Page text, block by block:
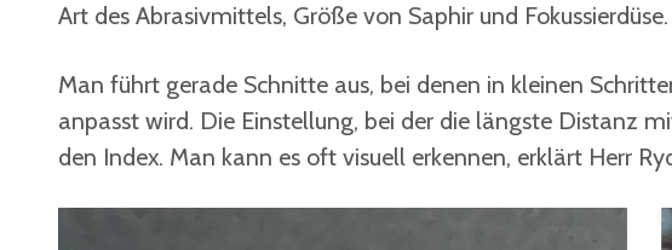
Art des Abrasivmittels, Größe von Saphir und Fokussierdüse.
Man führt gerade Schnitte aus, bei denen in kleinen
anpasst wird. Die Einstellung, bei der die längste Distanz
den Index. Man kann es oft visuell erkennen, erklärt Herr